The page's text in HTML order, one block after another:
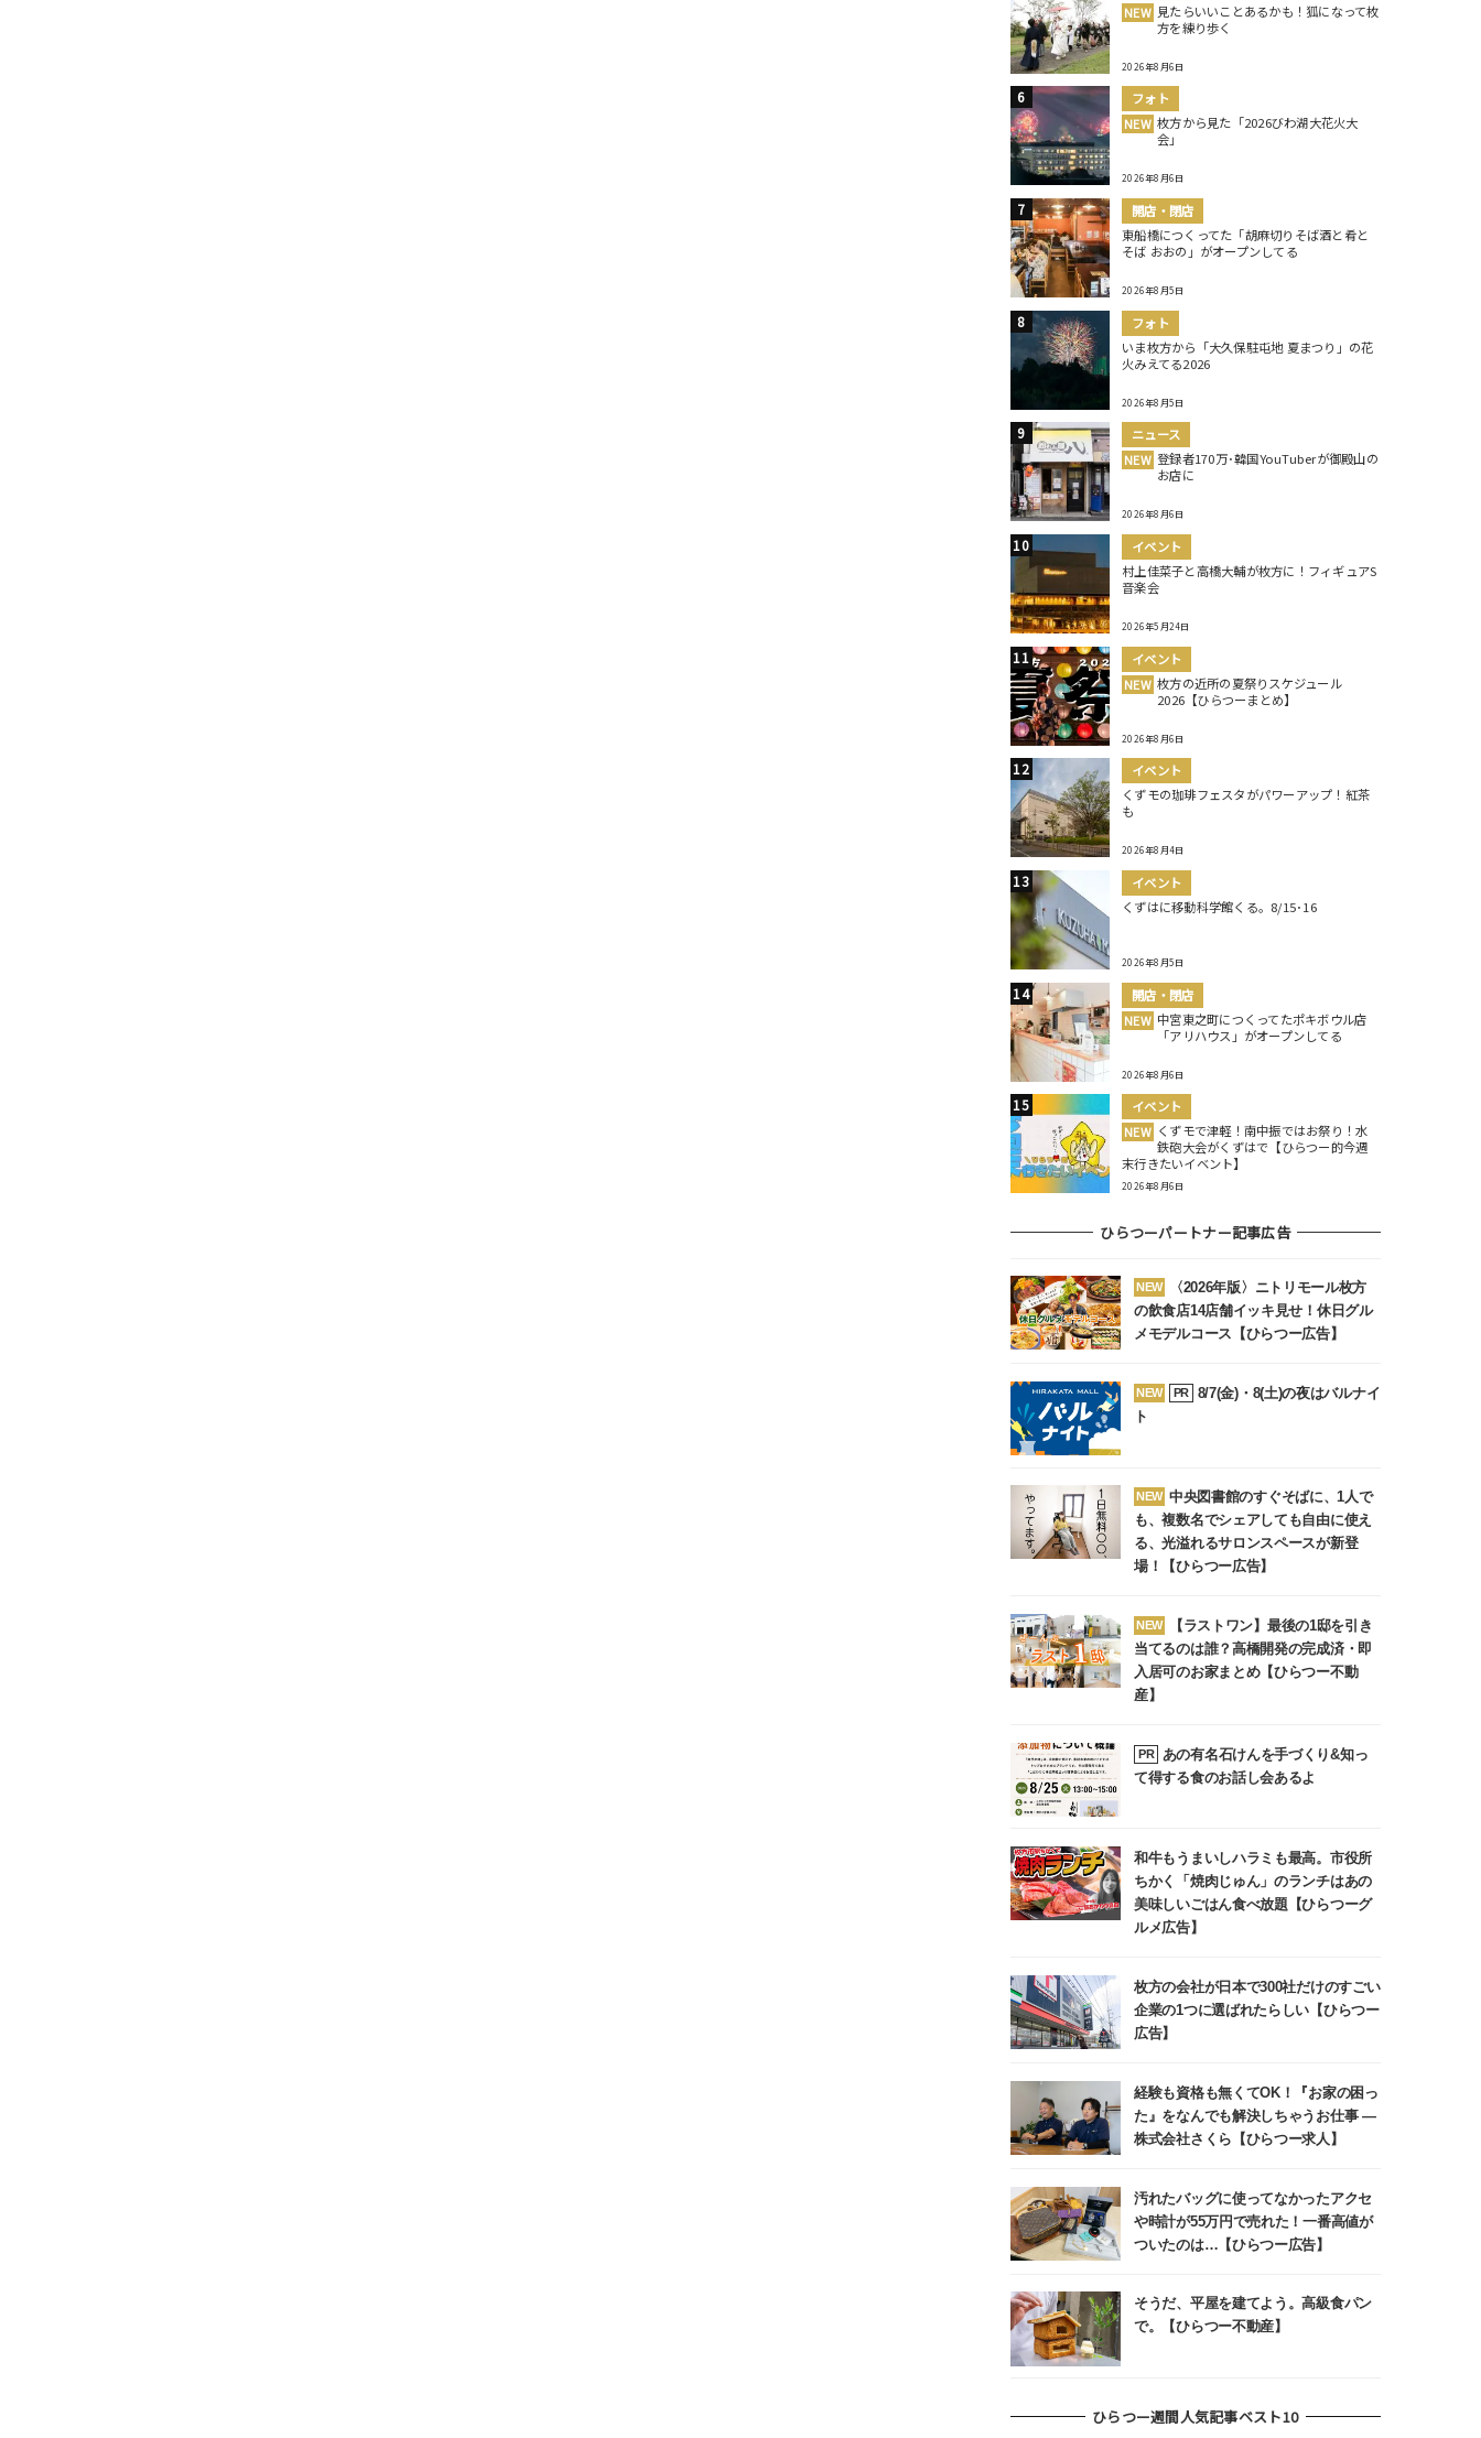
NEW 見たらいいことあるかも！狐になって枚
方を練り歩く
2026年8月6日
フォト
NEW 枚方から見た「2026びわ湖大花火大
会」
2026年8月6日
開店・閉店
東船橋につくってた「胡麻切りそば酒と肴と
そば おおの」がオープンしてる
2026年8月5日
フォト
いま枚方から「大久保駐屯地 夏まつり」の花
火みえてる2026
2026年8月5日
ニュース
NEW 登録者170万･韓国YouTuberが御殿山の
お店に
2026年8月6日
イベント
村上佳菜子と高橋大輔が枚方に！フィギュアS
音楽会
2026年5月24日
イベント
NEW 枚方の近所の夏祭りスケジュール
2026【ひらつーまとめ】
2026年8月6日
イベント
くずモの珈琲フェスタがパワーアップ！紅茶
も
2026年8月4日
イベント
くずはに移動科学館くる。8/15･16
2026年8月5日
開店・閉店
NEW 中宮東之町につくってたポキボウル店
「アリハウス」がオープンしてる
2026年8月6日
イベント
NEW くずモで津軽！南中振ではお祭り！水
鉄砲大会がくずはで【ひらつー的今週
末行きたいイベント】
2026年8月6日
ひらつーパートナー記事広告
NEW
〈2026年版〉ニトリモール枚方
の飲食店14店舗イッキ見せ！休日グル
メモデルコース【ひらつー広告】
NEW PR
8/7(金)・8(土)の夜はバルナイ
ト
NEW 中央図書館のすぐそばに、1人で
も、複数名でシェアしても自由に使え
る、光溢れるサロンスペースが新登
場！【ひらつー広告】
NEW
【ラストワン】最後の1邸を引き
当てるのは誰？高橋開発の完成済・即
入居可のお家まとめ【ひらつー不動
産】
PR
あの有名石けんを手づくり&知っ
て得する食のお話し会あるよ
和牛もうまいしハラミも最高。市役所
ちかく「焼肉じゅん」のランチはあの
美味しいごはん食べ放題【ひらつーグ
ルメ広告】
枚方の会社が日本で300社だけのすごい
企業の1つに選ばれたらしい【ひらつー
広告】
経験も資格も無くてOK！『お家の困っ
た』をなんでも解決しちゃうお仕事 ―
株式会社さくら【ひらつー求人】
汚れたバッグに使ってなかったアクセ
や時計が55万円で売れた！一番高値が
ついたのは…【ひらつー広告】
そうだ、平屋を建てよう。高級食パン
で。【ひらつー不動産】
ひらつー週間人気記事ベスト10